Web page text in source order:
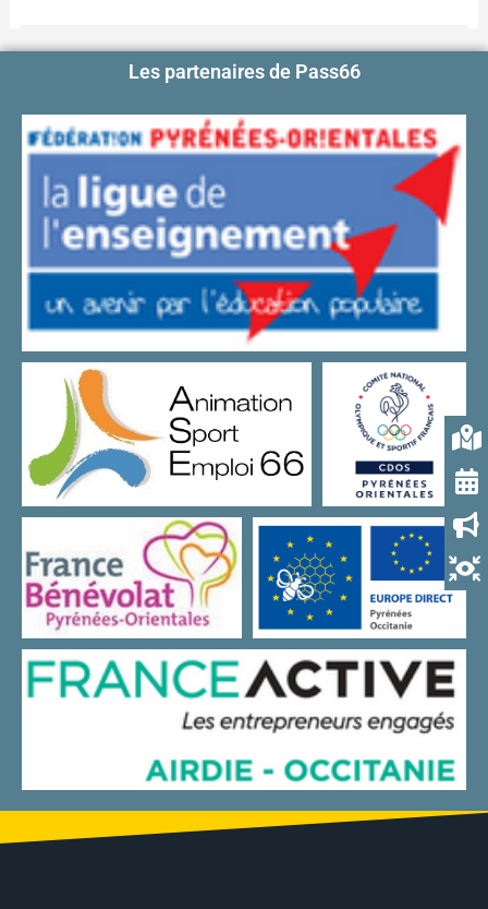
Les partenaires de Pass66